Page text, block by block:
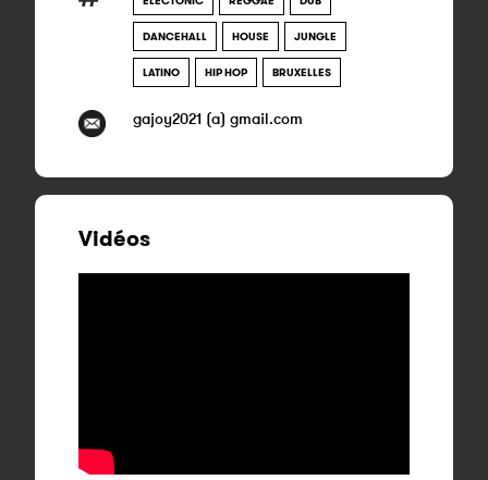
DANCEHALL HOUSE JUNGLE
LATINO HIP HOP BRUXELLES
gajoy2021 (a) gmail.com
Vidéos